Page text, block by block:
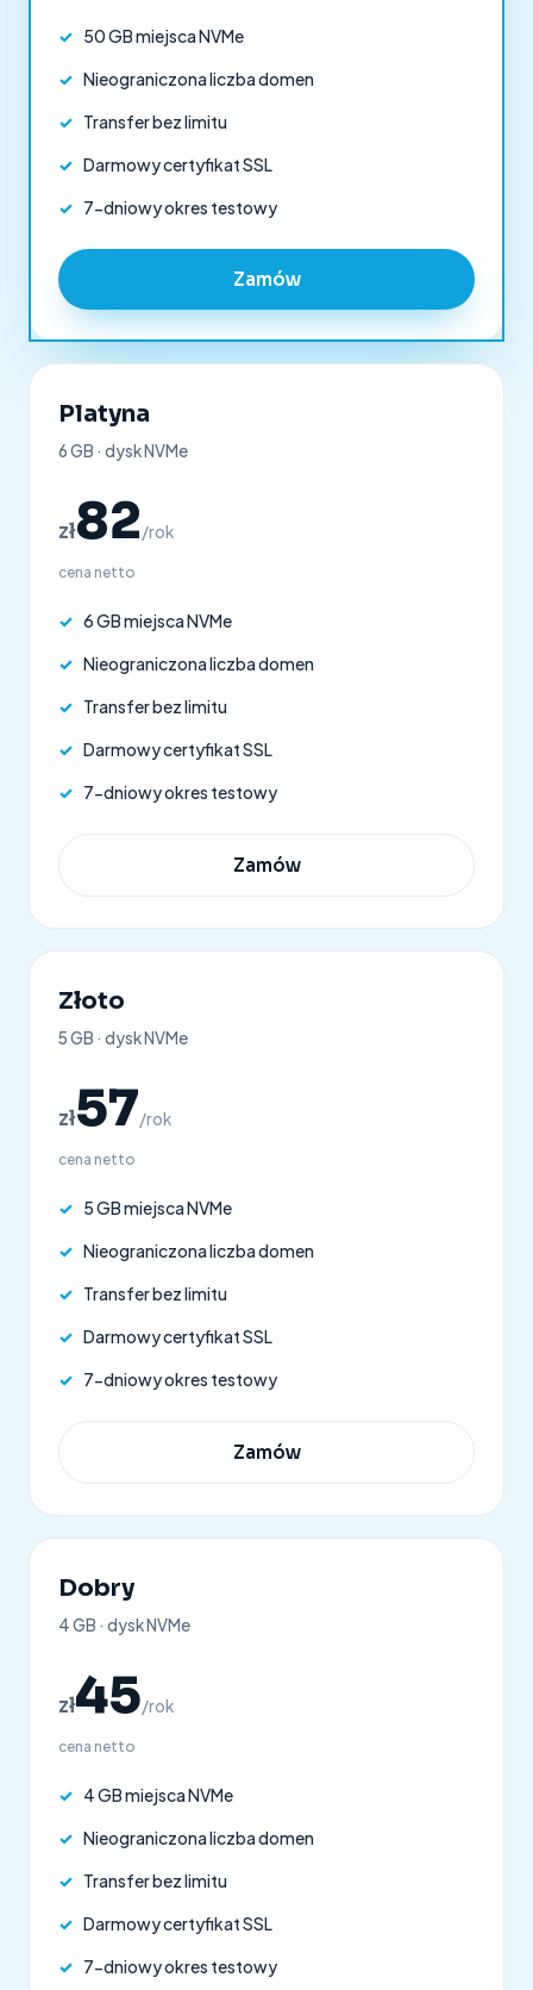
✓ 50 GB miejsca NVMe
✓ Nieograniczona liczba domen
✓ Transfer bez limitu
✓ Darmowy certyfikat SSL
✓ 7-dniowy okres testowy
Zamów
Platyna
6 GB · dysk NVMe
zł82/rok
cena netto
✓ 6 GB miejsca NVMe
✓ Nieograniczona liczba domen
✓ Transfer bez limitu
✓ Darmowy certyfikat SSL
✓ 7-dniowy okres testowy
Zamów
Złoto
5 GB · dysk NVMe
zł57/rok
cena netto
✓ 5 GB miejsca NVMe
✓ Nieograniczona liczba domen
✓ Transfer bez limitu
✓ Darmowy certyfikat SSL
✓ 7-dniowy okres testowy
Zamów
Dobry
4 GB · dysk NVMe
zł45/rok
cena netto
✓ 4 GB miejsca NVMe
✓ Nieograniczona liczba domen
✓ Transfer bez limitu
✓ Darmowy certyfikat SSL
✓ 7-dniowy okres testowy